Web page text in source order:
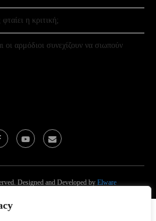
η κριτική;
οι αρμόδιοι συνεχίζουν να σιωπούν
Designed and Developed by Elware